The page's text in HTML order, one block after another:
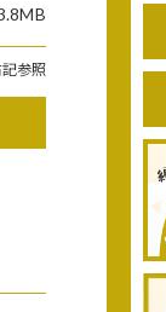
参照